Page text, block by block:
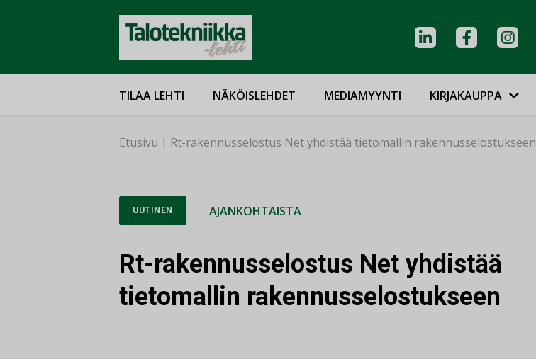
TILAA LEHTI NÄKÖISLEHDET MEDIAMYYNTI KIRJAKAUPPA
Etusivu | Rt-rakennusselostus Net yhdistää tietomallin rakennusselostukseen
UUTINEN AJANKOHTAISTA
Rt-rakennusselostus Net yhdistää
tietomallin rakennusselostukseen